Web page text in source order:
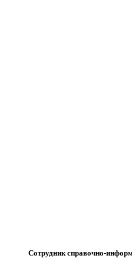
Сотрудник справочно-